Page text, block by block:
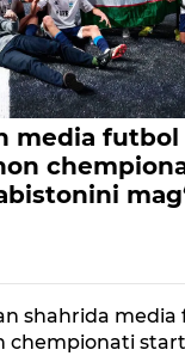
media
shahrida media
chempionati